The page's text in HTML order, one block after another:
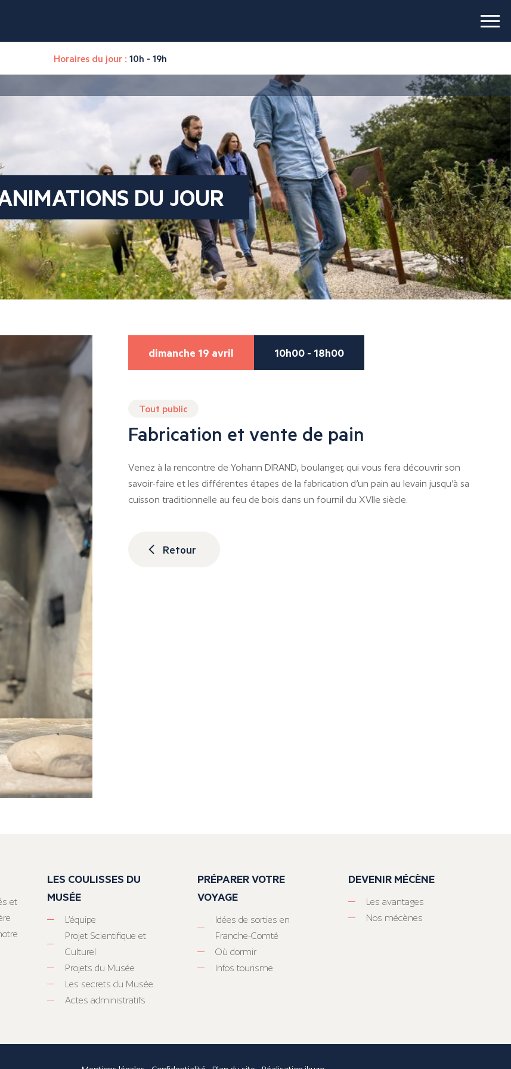
Horaires du jour : 10h - 19h
DU JOUR
dimanche 19 avril 10h00 - 18h00
Tout public
Fabrication et vente de pain
Venez à la rencontre de Yohann DIRAND, boulanger, qui vous fera découvrir son
savoir-faire et les différentes étapes de la fabrication d’un pain au levain jusqu’à sa
cuisson traditionnelle au feu de bois dans un fournil du XVIIe siècle.
Retour
et
LES COULISSES DU
MUSÉE
L’équipe
Projet Scientifique et
Culturel
Projets du Musée
Les secrets du Musée
Actes administratifs
PRÉPARER VOTRE
VOYAGE
Idées de sorties en
Franche-Comté
Où dormir
Infos tourisme
DEVENIR MÉCÈNE
Les avantages
Nos mécènes